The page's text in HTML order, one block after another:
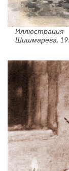
Иллюстрация
Шишмарева.